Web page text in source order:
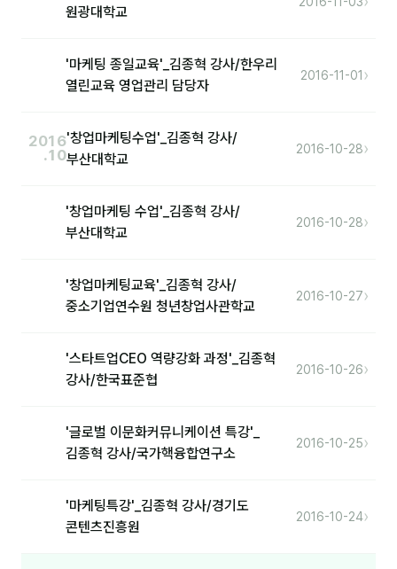
B2B 영업도구
트렌드 리포트
영상자료실
원광대학교
'마케팅 종일교육'_김종혁 강사/한우리
열린교육 영업관리 담당자
2016-11-01 ›
2016
.10
'창업마케팅수업'_김종혁 강사/
부산대학교
2016-10-28›
'창업마케팅 수업'_김종혁 강사/
부산대학교
2016-10-28›
'창업마케팅교육'_김종혁 강사/
중소기업연수원 청년창업사관학교
2016-10-27›
'스타트업CEO 역량강화 과정'_김종혁
강사/한국표준협
2016-10-26›
'글로벌 이문화커뮤니케이션 특강'_
김종혁 강사/국가핵융합연구소
2016-10-25›
'마케팅특강'_김종혁 강사/경기도
콘텐츠진흥원
2016-10-24›